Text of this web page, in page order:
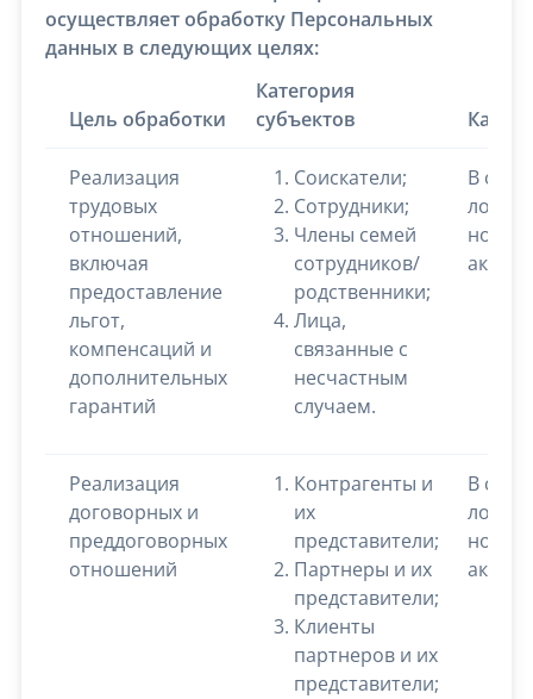
осуществляет обработку Персональных
данных в следующих целях:
Цель обработки
Категория
субъектов
Реализация
трудовых
отношений,
включая
предоставление
льгот,
компенсаций и
дополнительных
гарантий
Соискатели;
Сотрудники;
Члены семей
сотрудников/
родственники;
Лица,
связанные с
несчастным
случаем.
В
Реализация
договорных и
преддоговорных
отношений
Контрагенты и
их
представители;
Партнеры и их
представители;
Клиенты
партнеров и их
представители;
В